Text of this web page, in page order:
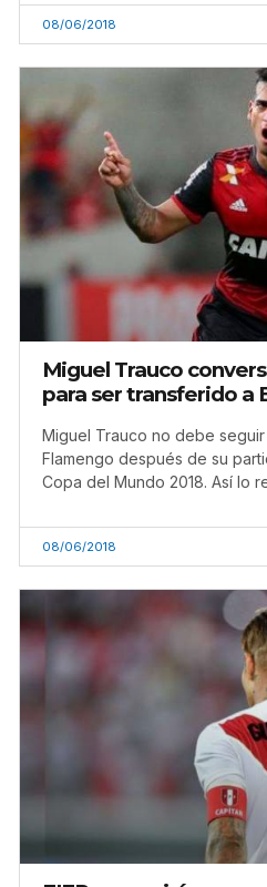
08/06/2018
Miguel Trauco
para ser transferido a
Miguel Trauco no debe
Flamengo después de su
Copa del Mundo 2018. Así lo
08/06/2018